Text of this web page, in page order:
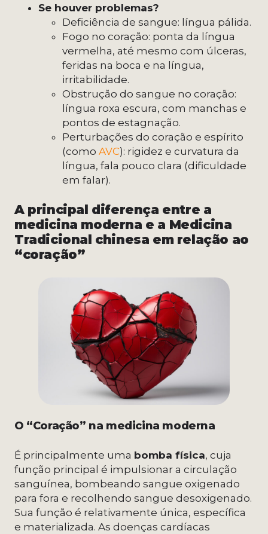
Se houver problemas?
Deficiência de sangue: língua pálida.
Fogo no coração: ponta da língua
vermelha, até mesmo com úlceras,
feridas na boca e na língua,
irritabilidade.
Obstrução do sangue no coração:
língua roxa escura, com manchas e
pontos de estagnação.
Perturbações do coração e espírito
(como AVC): rigidez e curvatura da
língua, fala pouco clara (dificuldade
em falar).
A principal diferença entre a
medicina moderna e a Medicina
Tradicional chinesa em relação ao
“coração”
O “Coração” na medicina moderna
É principalmente uma bomba física, cuja
função principal é impulsionar a circulação
sanguínea, bombeando sangue oxigenado
para fora e recolhendo sangue desoxigenado.
Sua função é relativamente única, específica
e materializada. As doenças cardíacas